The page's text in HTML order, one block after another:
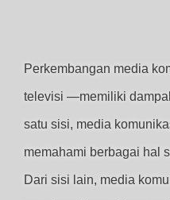
Perkembangan media
televisi —memiliki
satu sisi, media
memahami berbagai hal
Dari sisi lain, media